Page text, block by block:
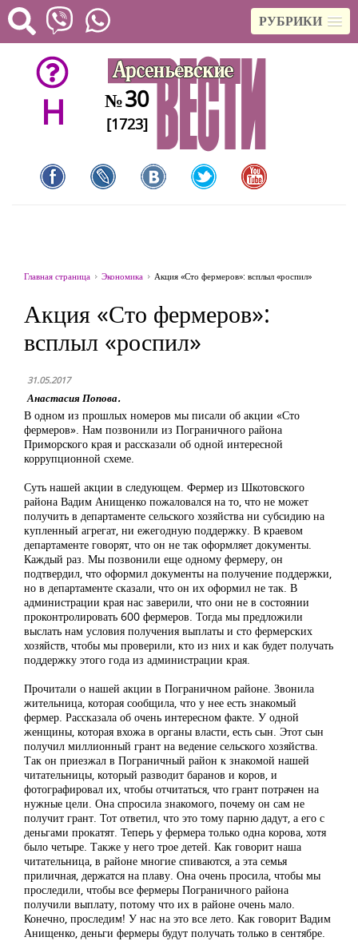
РУБРИКИ
H №30
[1723]
Главная страница Экономика Акция «Сто фермеров»: всплыл «роспил»
Акция «Сто фермеров»:
всплыл «роспил»
31.05.2017
Анастасия Попова.
В одном из прошлых номеров мы писали об акции «Сто
фермеров». Нам позвонили из Пограничного района
Приморского края и рассказали об одной интересной
коррупционной схеме.
Суть нашей акции в следующем. Фермер из Шкотовского
района Вадим Анищенко пожаловался на то, что не может
получить в департаменте сельского хозяйства ни субсидию на
купленный агрегат, ни ежегодную поддержку. В краевом
департаменте говорят, что он не так оформляет документы.
Каждый раз. Мы позвонили еще одному фермеру, он
подтвердил, что оформил документы на получение поддержки,
но в департаменте сказали, что он их оформил не так. В
администрации края нас заверили, что они не в состоянии
проконтролировать 600 фермеров. Тогда мы предложили
выслать нам условия получения выплаты и сто фермерских
хозяйств, чтобы мы проверили, кто из них и как будет получать
поддержку этого года из администрации края.
Прочитали о нашей акции в Пограничном районе. Звонила
жительница, которая сообщила, что у нее есть знакомый
фермер. Рассказала об очень интересном факте. У одной
женщины, которая вхожа в органы власти, есть сын. Этот сын
получил миллионный грант на ведение сельского хозяйства.
Так он приезжал в Пограничный район к знакомой нашей
читательницы, который разводит баранов и коров, и
фотографировал их, чтобы отчитаться, что грант потрачен на
нужные цели. Она спросила знакомого, почему он сам не
получит грант. Тот ответил, что это тому парню дадут, а его с
деньгами прокатят. Теперь у фермера только одна корова, хотя
было четыре. Также у него трое детей. Как говорит наша
читательница, в районе многие спиваются, а эта семья
приличная, держатся на плаву. Она очень просила, чтобы мы
проследили, чтобы все фермеры Пограничного района
получили выплату, потому что их в районе очень мало.
Конечно, проследим! У нас на это все лето. Как говорит Вадим
Анищенко, деньги фермеры будут получать только в сентябре.